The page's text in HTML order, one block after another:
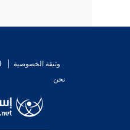
وثيقة الخصوصية
نحن